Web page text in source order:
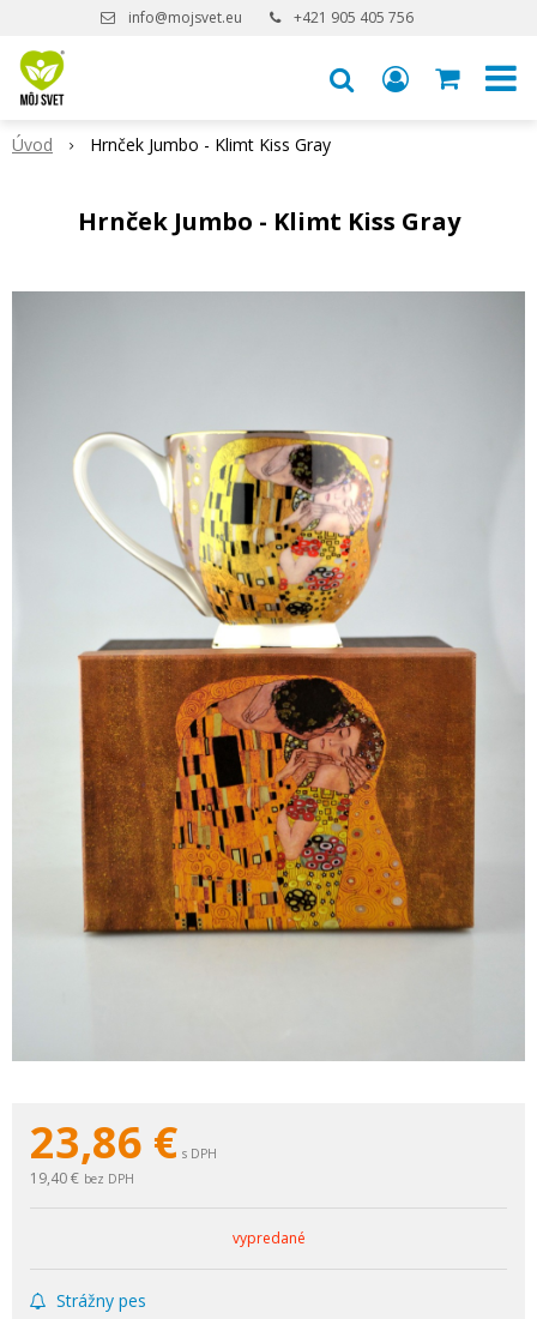
info@mojsvet.eu +421 905 405 756
Úvod Hrnček Jumbo - Klimt Kiss Gray
Hrnček Jumbo - Klimt Kiss Gray
23,86 € s DPH
19,40 € bez DPH
vypredané
Strážny pes